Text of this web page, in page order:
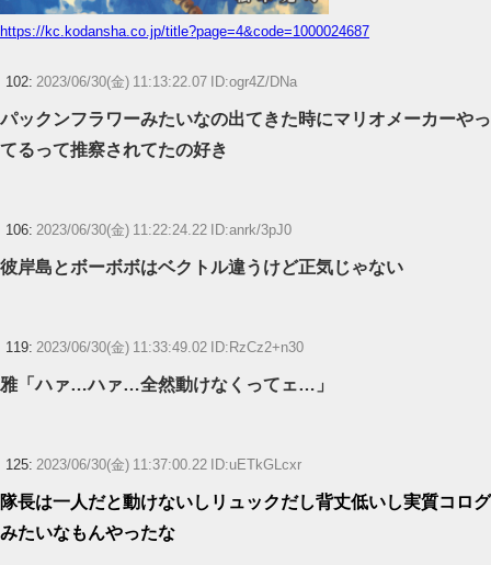
https://kc.kodansha.co.jp/title?page=4&code=1000024687
102: 2023/06/30(金) 11:13:22.07 ID:ogr4Z/DNa
パックンフラワーみたいなの出てきた時にマリオメーカーやっ
てるって推察されてたの好き
106: 2023/06/30(金) 11:22:24.22 ID:anrk/3pJ0
彼岸島とボーボボはベクトル違うけど正気じゃない
119: 2023/06/30(金) 11:33:49.02 ID:RzCz2+n30
雅「ハァ…ハァ…全然動けなくってェ…」
125: 2023/06/30(金) 11:37:00.22 ID:uETkGLcxr
隊長は一人だと動けないしリュックだし背丈低いし実質コログ
みたいなもんやったな